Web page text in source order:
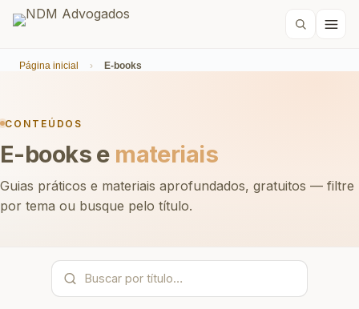
Página inicial › E-books
CONTEÚDOS
E-books e materiais
Guias práticos e materiais aprofundados, gratuitos — filtre
por tema ou busque pelo título.